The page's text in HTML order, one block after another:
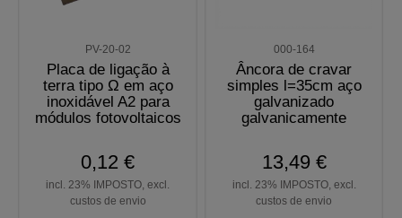
PV-20-02
Placa de ligação à
terra tipo Ω em aço
inoxidável A2 para
módulos fotovoltaicos
0,12 €
incl. 23% IMPOSTO, excl.
custos de envio
000-164
Âncora de cravar
simples l=35cm aço
galvanizado
galvanicamente
13,49 €
incl. 23% IMPOSTO, excl.
custos de envio